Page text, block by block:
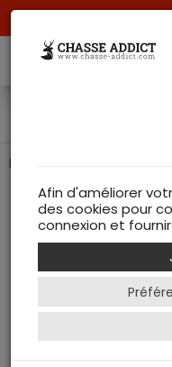
Pull
Polaire de chasse de
Afin d'améliorer
des cookies pour
connexion et